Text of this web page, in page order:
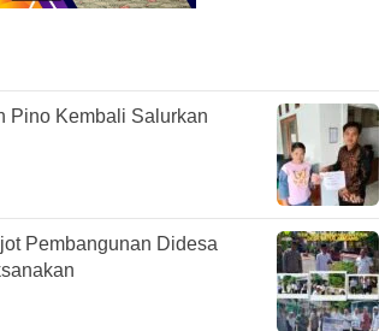
Pino Kembali Salurkan
Pembangunan Didesa